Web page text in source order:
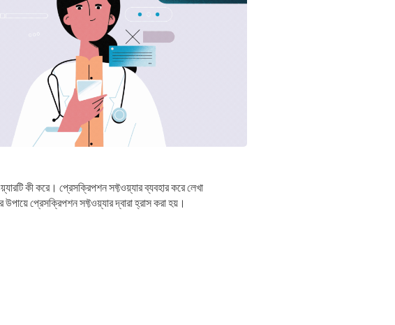
কী করে। প্রেসক্রিপশন সফ্টওয়্যার ব্যবহার করে লেখা
প্রেসক্রিপশন সফ্টওয়্যার দ্বারা হ্রাস করা হয়।